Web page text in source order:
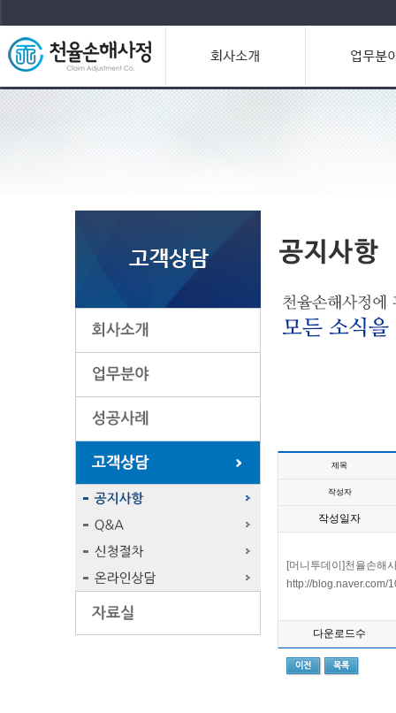
제목
작성자
작성일자
[머니투데이]천율손해
http://blog.naver.com/
다운로드수